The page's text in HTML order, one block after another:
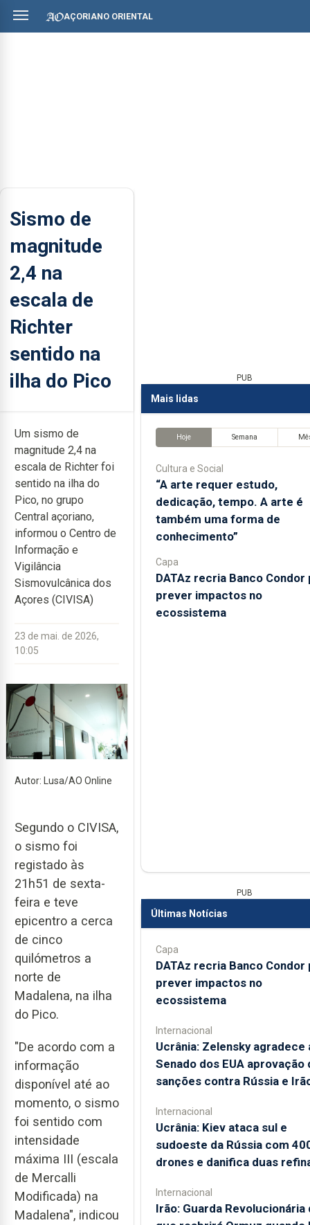
AÇORIANO ORIENTAL
Sismo de
magnitude
2,4 na
escala de
Richter
sentido na
ilha do Pico
Um sismo de
magnitude 2,4 na
escala de Richter foi
sentido na ilha do
Pico, no grupo
Central açoriano,
informou o Centro de
Informação e
Vigilância
Sismovulcânica dos
Açores (CIVISA)
23 de mai. de 2026,
10:05
Autor: Lusa/AO Online
Segundo o CIVISA,
o sismo foi
registado às
21h51 de sexta-
feira e teve
epicentro a cerca
de cinco
quilómetros a
norte de
Madalena, na ilha
do Pico.
"De acordo com a
informação
disponível até ao
momento, o sismo
foi sentido com
intensidade
máxima III (escala
de Mercalli
Modificada) na
Madalena", indicou
PUB
Mais lidas
Hoje Semana
Cultura e Social
“A arte requer estudo,
dedicação, tempo. A arte é
também uma forma de
conhecimento”
Capa
DATAz recria Banco Condor
prever impactos no
ecossistema
PUB
Últimas Notícias
Capa
DATAz recria Banco Condor
prever impactos no
ecossistema
Internacional
Ucrânia: Zelensky agradece
Senado dos EUA aprovação
sanções contra Rússia e
Internacional
Ucrânia: Kiev ataca sul e
sudoeste da Rússia com
drones e danifica duas
Internacional
Irão: Guarda Revolucionária